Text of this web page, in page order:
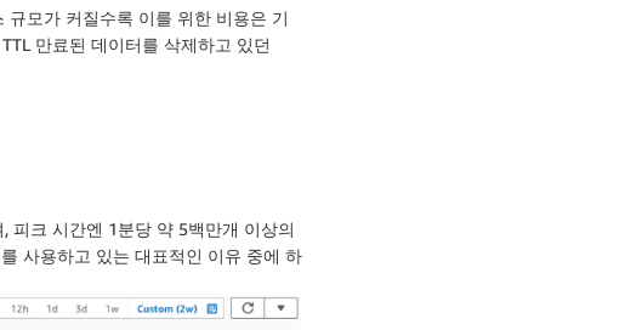
모가 커질수록 이를 위한 비용은 기
만료된 데이터를 삭제하고 있던
피크 시간엔 1분당 약 5백만개 이상의
사용하고 있는 대표적인 이유 중에 하